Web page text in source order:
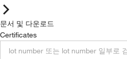
문서 및 다운로드
Certificates